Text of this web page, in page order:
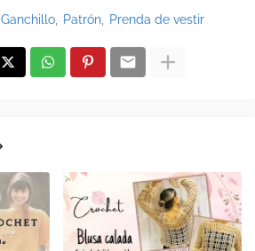
Ganchillo Patrón Prenda de vestir